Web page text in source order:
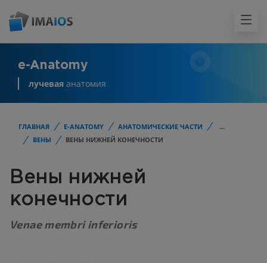
e-Anatomy
лучевая анатомия
ГЛАВНАЯ E-ANATOMY АНАТОМИЧЕСКИЕ ЧАСТИ
...
ВЕНЫ
ВЕНЫ НИЖНЕЙ КОНЕЧНОСТИ
Вены нижней
конечности
Venae membri inferioris